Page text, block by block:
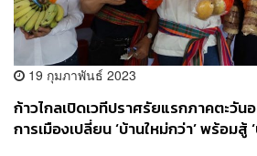
19 กุมภาพันธ์ 2023
ก้าวไกลเปิดเวทีปราศรัยแรกภาคตะวัน
การเมืองเปลี่ยน ‘บ้านใหม่กว่า’ พร้อมสู้